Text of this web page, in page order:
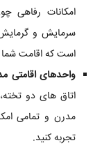
امکانات رفاهی
سرمایش و
است که اقامت شما
واحدهای اقامتی
اتاق های دو
مدرن و تمامی
تجربه کنید.